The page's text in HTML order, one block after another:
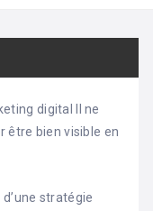
digital Il ne
être bien visible en
stratégie